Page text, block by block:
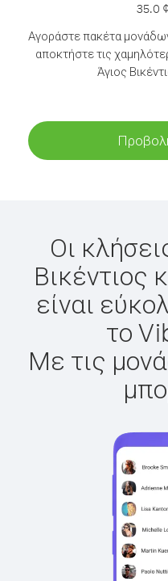
35.0
Αγοράστε πακέτα
αποκτήστε τις
Άγιος
Οι
Βικέντιος
είναι
το
Με τις